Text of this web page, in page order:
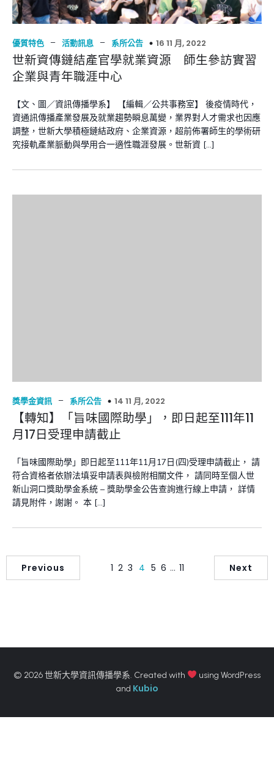
優質特色 – 活動訊息 – 系所公告 16 11 月, 2022
世新資傳鏈結產官學就業資源 師生參訪實習
企業與青年職涯中心
【文、圖／資訊傳播學系】 【編輯／公共事務室】 後疫情時代，
資通訊傳播產業發展及就業趨勢瞬息萬變，業界對人才需求也因應
調整，世新大學積極鏈結政府、企業資源，超前佈署師生的學術研
究接軌產業脈動與學用合一適性職涯發展。世新資 […]
獎學金資訊 – 系所公告 14 11 月, 2022
【轉知】「旨味國際助學」，即日起至111年11
月17日受理申請截止
「旨味國際助學」即日起至111年11月17日(四)受理申請截止， 請
符合資格者依辦法填妥申請表與檢附相關文件， 請同時至個人世
新山洞口獎助學金系統 – 獎助學金公告查詢進行線上申請， 詳情
請見附件，謝謝。 本 […]
Previous 1 2 3 4 5 6 … 11 Next
© 2026 世新大學資訊傳播學系. Created with
using WordPress
and Kubio